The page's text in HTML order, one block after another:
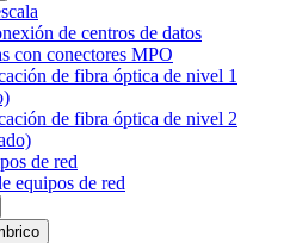
de centros de datos
con conectores MPO
de fibra óptica de nivel 1
de fibra óptica de nivel 2
de red
equipos de red